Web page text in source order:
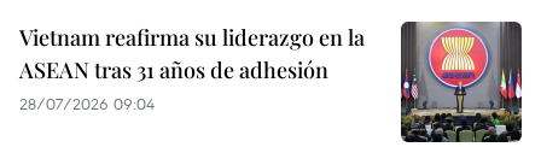
Vietnam reafirma su liderazgo en la
ASEAN tras 31 años de adhesión
28/07/2026 09:04